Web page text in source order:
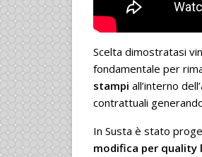
Scelta dimostratasi
fondamentale per
stampi all’interno
contrattuali
In Susta è stato
modifica per quality